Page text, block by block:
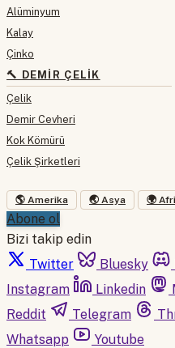
Alüminyum
Kalay
Çinko
🔨 DEMIR ÇELIK
Çelik
Demir Cevheri
Kok Kömürü
Çelik Şirketleri
🌎 Amerika 🌏 Asya 🌍
Abone ol
Bizi takip edin
Twitter
Bluesky
Instagram
Linkedin
Reddit
Telegram
Whatsapp
Youtube